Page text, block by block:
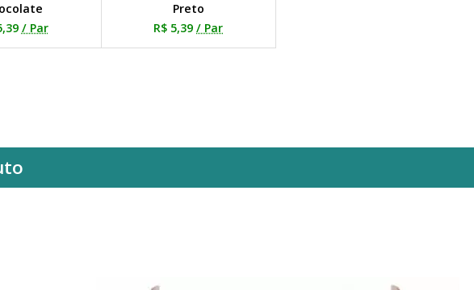
/ Par
Preto
R$ 5,39 / Par